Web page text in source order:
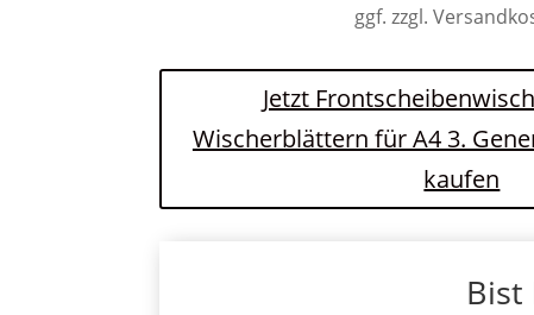
ggf. zzgl.
Jetzt
Wischerblättern für A4 3.
kaufen